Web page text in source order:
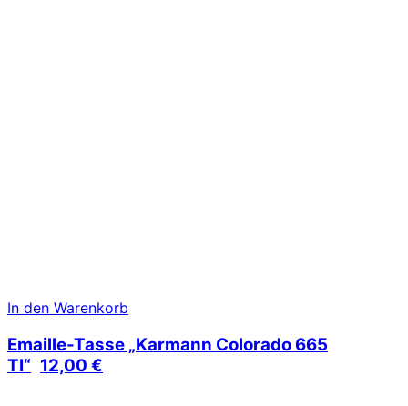
In den Warenkorb
Emaille-Tasse „Karmann Colorado 665
TI“ 12,00 €